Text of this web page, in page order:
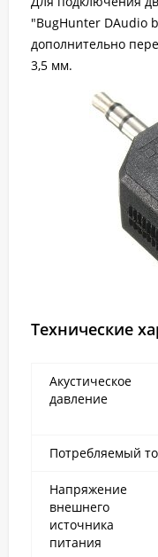
"BugHunter DAudio
дополнительно
3,5 мм.
Технические
Акустическое
давление
Потребляемый
Напряжение
внешнего
источника
питания